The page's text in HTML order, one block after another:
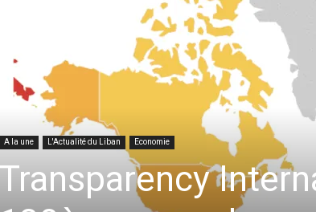
A la une L'Actualité du Liban Economie
Transparency